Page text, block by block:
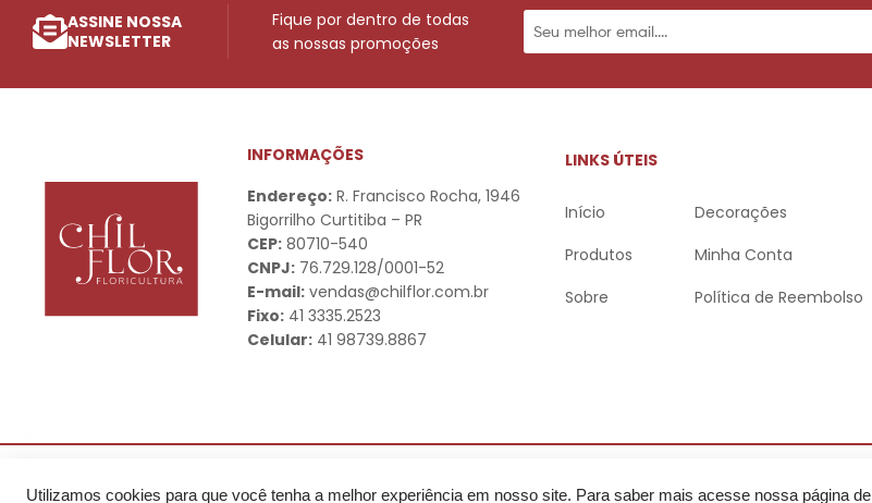
Utilizamos cookies para que você tenha a melhor experiência em nosso site. Para saber mais acesse nossa página de
ASSINE NOSSA
NEWSLETTER
Fique por dentro de todas
as nossas promoções
INFORMAÇÕES
Endereço: R. Francisco Rocha, 1946
Bigorrilho Curtitiba – PR
CEP: 80710-540
CNPJ: 76.729.128/0001-52
E-mail: vendas@chilflor.com.br
Fixo: 41 3335.2523
Celular: 41 98739.8867
LINKS ÚTEIS
Início
Produtos
Sobre
Decorações
Minha Conta
Política de Reembolso
Copyright © 2018 Chilflor. Todos os direitos reservados. Desenvolvido por: